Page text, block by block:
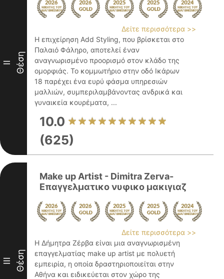
II Θέση
Δείτε περισσότερα >>
Η επιχείρηση Add Styling, που βρίσκεται στο
Παλαιό Φάληρο, αποτελεί έναν
αναγνωρισμένο προορισμό στον κλάδο της
ομορφιάς. Το κομμωτήριο στην οδό Ικάρων
18 παρέχει ένα ευρύ φάσμα υπηρεσιών
μαλλιών, συμπεριλαμβάνοντας ανδρικά και
γυναικεία κουρέματα, ...
10.0
(625)
III Θέση
Make up Artist - Dimitra Zerva-
Επαγγελματικο νυφικο μακιγιαζ
Δείτε περισσότερα >>
Η Δήμητρα Ζέρβα είναι μια αναγνωρισμένη
επαγγελματίας make up artist με πολυετή
εμπειρία, η οποία δραστηριοποιείται στην
Αθήνα και ειδικεύεται στον χώρο της